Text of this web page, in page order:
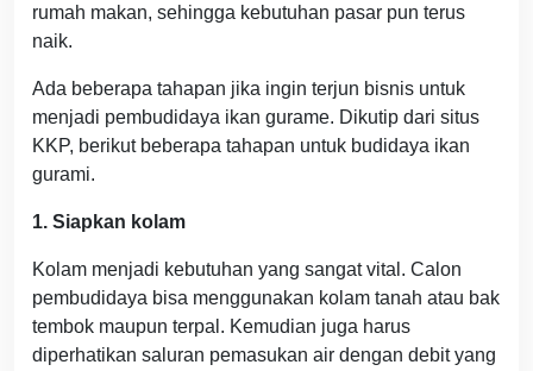
rumah makan, sehingga kebutuhan pasar pun terus
naik.
Ada beberapa tahapan jika ingin terjun bisnis untuk
menjadi pembudidaya ikan gurame. Dikutip dari situs
KKP, berikut beberapa tahapan untuk budidaya ikan
gurami.
1. Siapkan kolam
Kolam menjadi kebutuhan yang sangat vital. Calon
pembudidaya bisa menggunakan kolam tanah atau bak
tembok maupun terpal. Kemudian juga harus
diperhatikan saluran pemasukan air dengan debit yang